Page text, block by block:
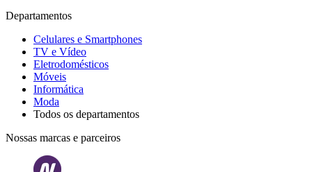
Departamentos
Celulares e Smartphones
TV e Vídeo
Eletrodomésticos
Móveis
Informática
Moda
Todos os departamentos
Nossas marcas e parceiros